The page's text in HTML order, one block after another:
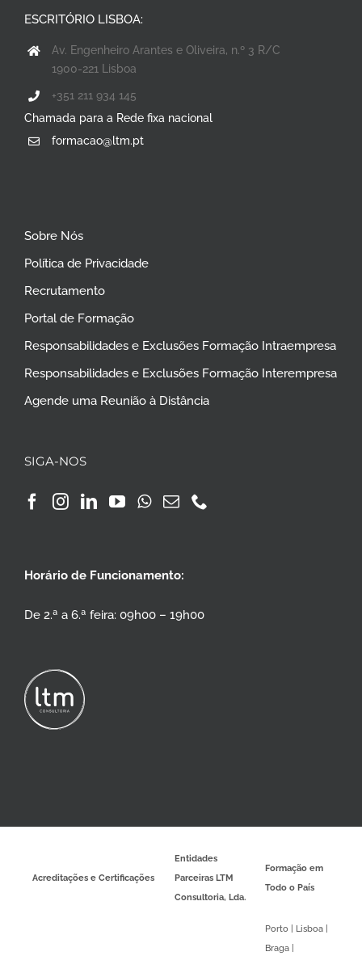
ESCRITÓRIO LISBOA:
Av. Engenheiro Arantes e Oliveira, n.º 3 R/C
1900-221 Lisboa
+351 211 934 145
Chamada para a Rede fixa nacional
formacao@ltm.pt
Sobre Nós
Política de Privacidade
Recrutamento
Portal de Formação
Responsabilidades e Exclusões Formação Intraempresa
Responsabilidades e Exclusões Formação Interempresa
Agende uma Reunião à Distância
SIGA-NOS
Horário de Funcionamento:
De 2.ª a 6.ª feira: 09h00 – 19h00
Acreditações e Certificações
Entidades
Parceiras LTM
Consultoria, Lda.
Formação em
Todo o País
Porto | Lisboa |
Braga |